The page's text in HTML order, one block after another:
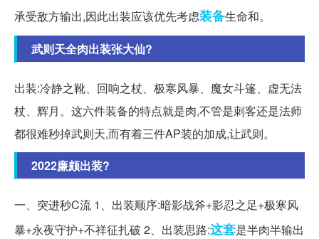
承受敌方输出,因此出装应该优先考虑装备生命和。
武则天全肉出装张大仙?
出装:冷静之靴、回响之杖、极寒风暴、魔女斗篷、虚无法
杖、辉月。这六件装备的特点就是肉,不管是刺客还是法师
都很难秒掉武则天,而有着三件AP装的加成,让武则。
2022廉颇出装?
一、突进秒C流 1、出装顺序:暗影战斧+影忍之足+极寒风
暴+永夜守护+不祥征扎破 2、出装思路:这套是半肉半输出